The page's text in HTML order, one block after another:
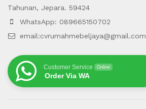
Tahunan, Jepara. 59424
WhatsApp: 089665150702
email:cvrumahmebeljaya@gmail.com
Customer Service Online
Order Via WA